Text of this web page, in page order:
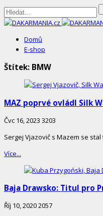
Domů
E-shop
Štítek: BMW
MAZ poprvé ovládl Silk
Čvc 16, 2023 3203
Sergej Vjazovič s Mazem se
Více...
Baja Drawsko: Titul pro
Říj 10, 20202057